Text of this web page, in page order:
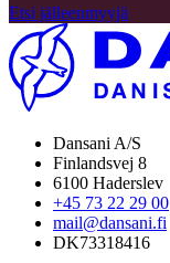
Etsi jälleenmyyjä
Dansani A/S
Finlandsvej 8
6100 Haderslev
+45 73 22 29 00
mail@dansani.fi
DK73318416